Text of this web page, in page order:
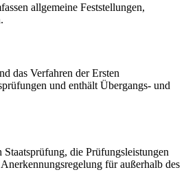
allgemeine Feststellungen,
das Verfahren der Ersten
und enthält Übergangs- und
die Prüfungsleistungen
für außerhalb des